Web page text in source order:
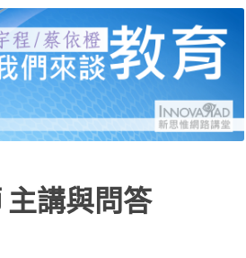
講堂：我們來
研究員、蔡依橙醫師，分別
、給教育三個面向，說明當
有線上提問與回覆。
主講與問答